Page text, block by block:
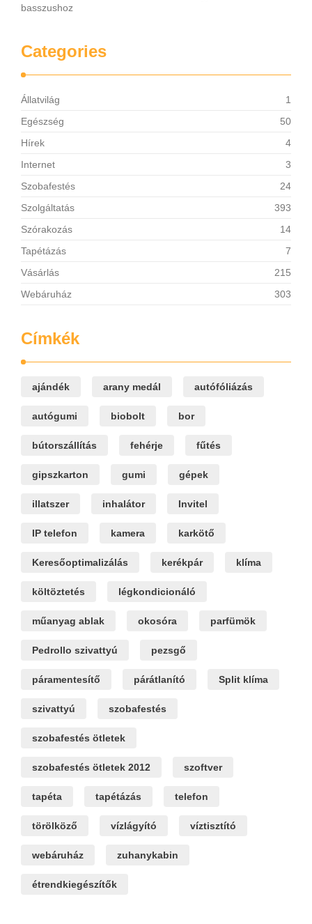
basszushoz
Categories
Állatvilág
1
Egészség
50
Hírek
4
Internet
3
Szobafestés
24
Szolgáltatás
393
Szórakozás
14
Tapétázás
7
Vásárlás
215
Webáruház
303
Címkék
ajándék arany medál autófóliázás
autógumi biobolt bor
bútorszállítás fehérje fűtés
gipszkarton gumi gépek
illatszer inhalátor Invitel
IP telefon kamera karkötő
Keresőoptimalizálás kerékpár klíma
költöztetés légkondicionáló
műanyag ablak okosóra parfümök
Pedrollo szivattyú pezsgő
páramentesítő párátlanító Split klíma
szivattyú szobafestés
szobafestés ötletek
szobafestés ötletek 2012 szoftver
tapéta tapétázás telefon
törölköző vízlágyító víztisztító
webáruház zuhanykabin
étrendkiegészítők